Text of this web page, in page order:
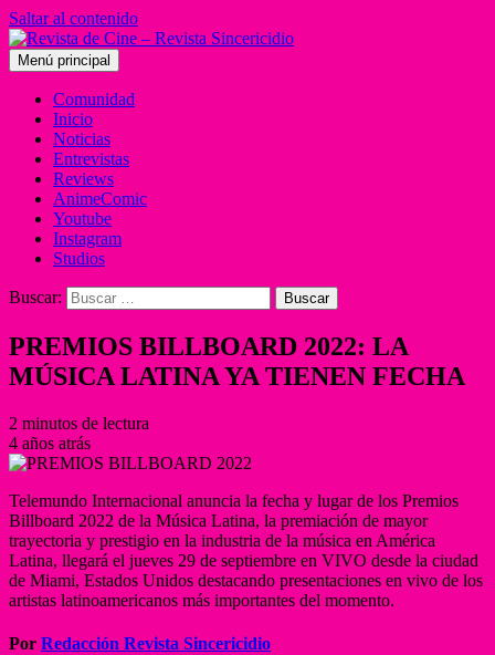
Saltar al contenido
Menú principal
Comunidad
Inicio
Noticias
Entrevistas
Reviews
AnimeComic
Youtube
Instagram
Studios
Buscar:
PREMIOS BILLBOARD 2022: LA
MÚSICA LATINA YA TIENEN FECHA
2 minutos de lectura
4 años atrás
Telemundo Internacional anuncia la fecha y lugar de los Premios
Billboard 2022 de la Música Latina, la premiación de mayor
trayectoria y prestigio en la industria de la música en América
Latina, llegará el jueves 29 de septiembre en VIVO desde la ciudad
de Miami, Estados Unidos destacando presentaciones en vivo de los
artistas latinoamericanos más importantes del momento.
Por Redacción Revista Sincericidio